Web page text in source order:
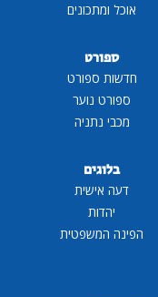
אוכל ומתכונים
ספורט
חדשות ספורט
ספורט נוער
מכבי נתניה
בלוגים
דעה אישית
יהדות
הפינה המשפטית